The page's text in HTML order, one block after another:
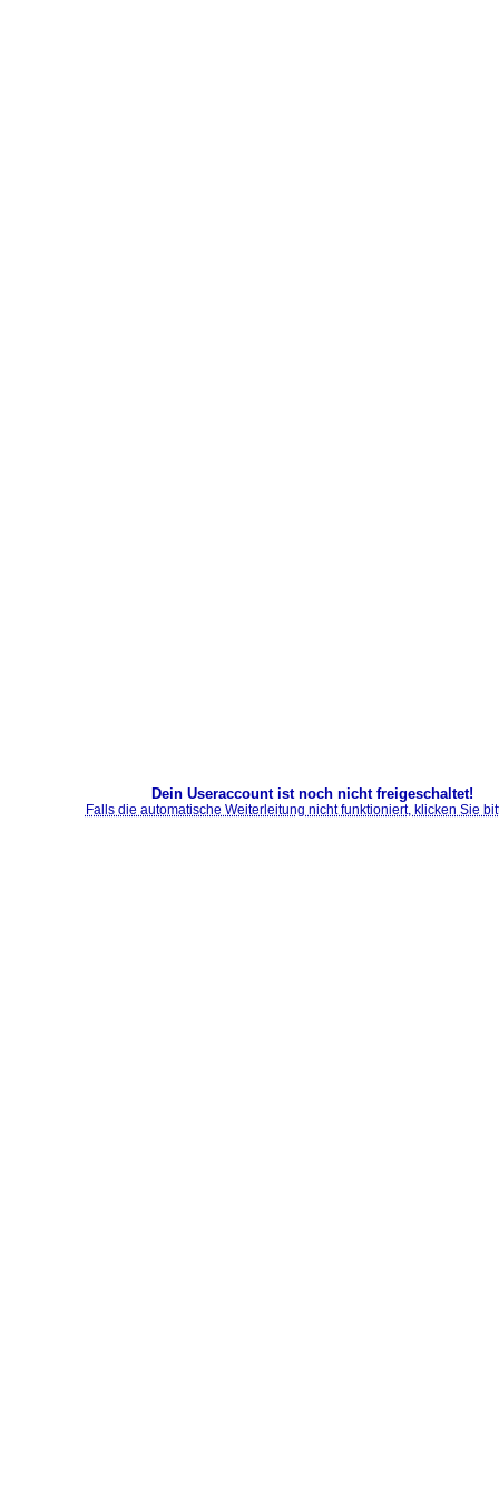
Dein Useraccount ist noch nicht freigeschaltet!
Falls die automatische Weiterleitung nicht funktioniert, klicken Sie